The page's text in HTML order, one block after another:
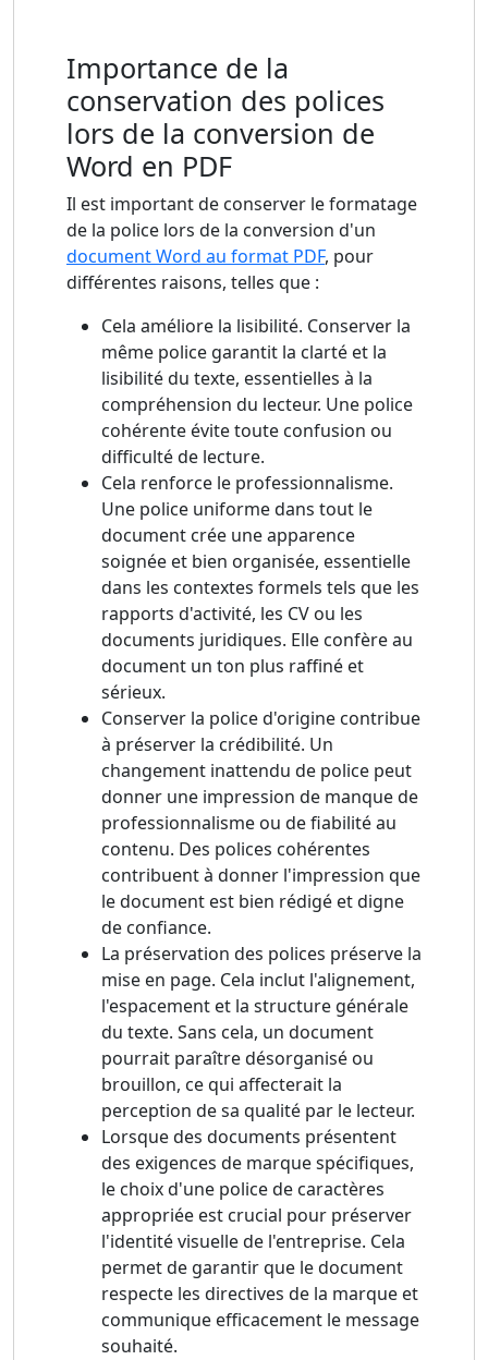
Importance de la
conservation des polices
lors de la conversion de
Word en PDF
Il est important de conserver le formatage
de la police lors de la conversion d'un
document Word au format PDF, pour
différentes raisons, telles que :
Cela améliore la lisibilité. Conserver la
même police garantit la clarté et la
lisibilité du texte, essentielles à la
compréhension du lecteur. Une police
cohérente évite toute confusion ou
difficulté de lecture.
Cela renforce le professionnalisme.
Une police uniforme dans tout le
document crée une apparence
soignée et bien organisée, essentielle
dans les contextes formels tels que les
rapports d'activité, les CV ou les
documents juridiques. Elle confère au
document un ton plus raffiné et
sérieux.
Conserver la police d'origine contribue
à préserver la crédibilité. Un
changement inattendu de police peut
donner une impression de manque de
professionnalisme ou de fiabilité au
contenu. Des polices cohérentes
contribuent à donner l'impression que
le document est bien rédigé et digne
de confiance.
La préservation des polices préserve la
mise en page. Cela inclut l'alignement,
l'espacement et la structure générale
du texte. Sans cela, un document
pourrait paraître désorganisé ou
brouillon, ce qui affecterait la
perception de sa qualité par le lecteur.
Lorsque des documents présentent
des exigences de marque spécifiques,
le choix d'une police de caractères
appropriée est crucial pour préserver
l'identité visuelle de l'entreprise. Cela
permet de garantir que le document
respecte les directives de la marque et
communique efficacement le message
souhaité.